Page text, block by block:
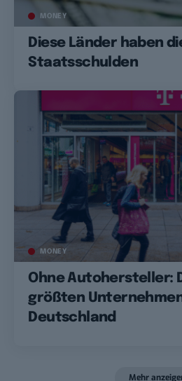
MONEY
Diese Länder haben
Staatsschulden
MONEY
Ohne Autohersteller:
größten
Deutschland
Mehr